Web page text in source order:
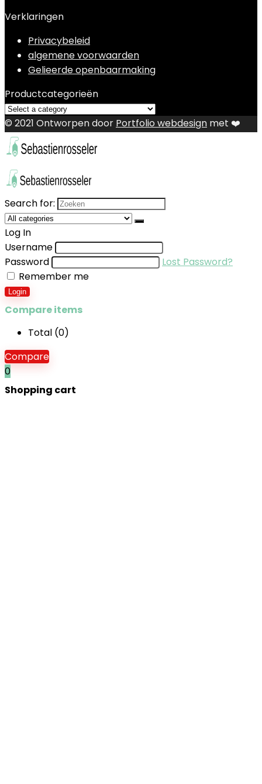
Verklaringen
Privacybeleid
algemene voorwaarden
Gelieerde openbaarmaking
Productcategorieën
© 2021 Ontworpen door Portfolio webdesign met ❤️
Search for:
Log In
Username
Password
Lost Password?
Remember me
Login
Compare items
Total (0)
Compare
0
Shopping cart